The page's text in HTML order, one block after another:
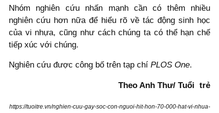
Nhóm nghiên cứu nhấn mạnh cần có thêm nhiều
nghiên cứu hơn nữa để hiểu rõ về tác động sinh học
của vi nhựa, cũng như cách chúng ta có thể hạn chế
tiếp xúc với chúng.
Nghiên cứu được công bố trên tạp chí PLOS One.
Theo Anh Thư/ Tuổi trẻ
https://tuoitre.vn/nghien-cuu-gay-soc-con-nguoi-hit-hon-70-000-hat-vi-nhua-